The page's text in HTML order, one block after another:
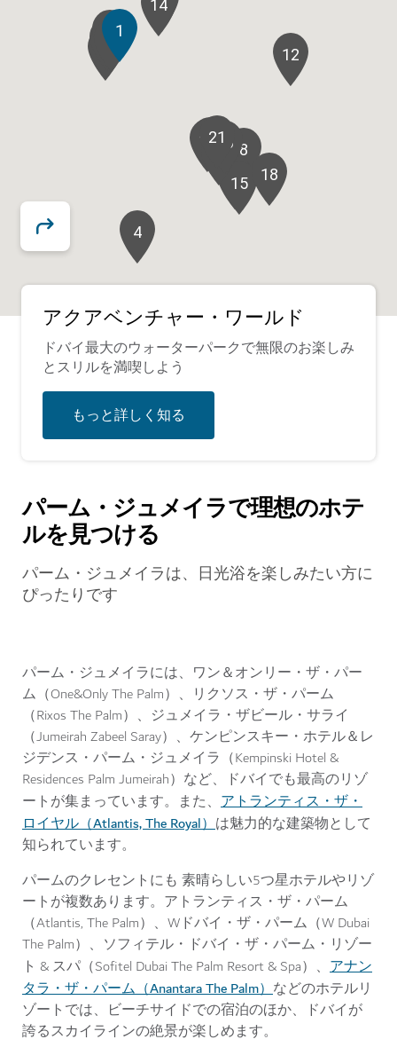
1
2
4
5
6
8
9
10
11
12
13
14
15
16
17
18
20
21
アクアベンチャー・ワールド
ドバイ最大のウォーターパークで無限のお楽しみ
とスリルを満喫しよう
もっと詳しく知る
パーム・ジュメイラで理想のホテ
ルを見つける
パーム・ジュメイラは、日光浴を楽しみたい方に
ぴったりです
パーム・ジュメイラには、ワン＆オンリー・ザ・パー
ム（One&Only The Palm）、リクソス・ザ・パーム
（Rixos The Palm）、ジュメイラ・ザビール・サライ
（Jumeirah Zabeel Saray）、ケンピンスキー・ホテル＆レ
ジデンス・パーム・ジュメイラ（Kempinski Hotel &
Residences Palm Jumeirah）など、ドバイでも最高のリゾ
ートが集まっています。また、 アトランティス・ザ・
ロイヤル（Atlantis, The Royal）は魅力的な建築物として
知られています。
パームのクレセントにも 素晴らしい5つ星ホテルやリゾ
ートが複数あります。アトランティス・ザ・パーム
（Atlantis, The Palm）、Wドバイ・ザ・パーム（W Dubai
The Palm）、ソフィテル・ドバイ・ザ・パーム・リゾー
ト & スパ（Sofitel Dubai The Palm Resort & Spa）、 アナン
タラ・ザ・パーム（Anantara The Palm）などのホテルリ
ゾートでは、ビーチサイドでの宿泊のほか、ドバイが
誇るスカイラインの絶景が楽しめます。